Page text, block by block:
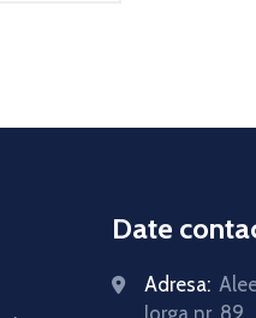
Date
Adresa:
Iorga nr. 89